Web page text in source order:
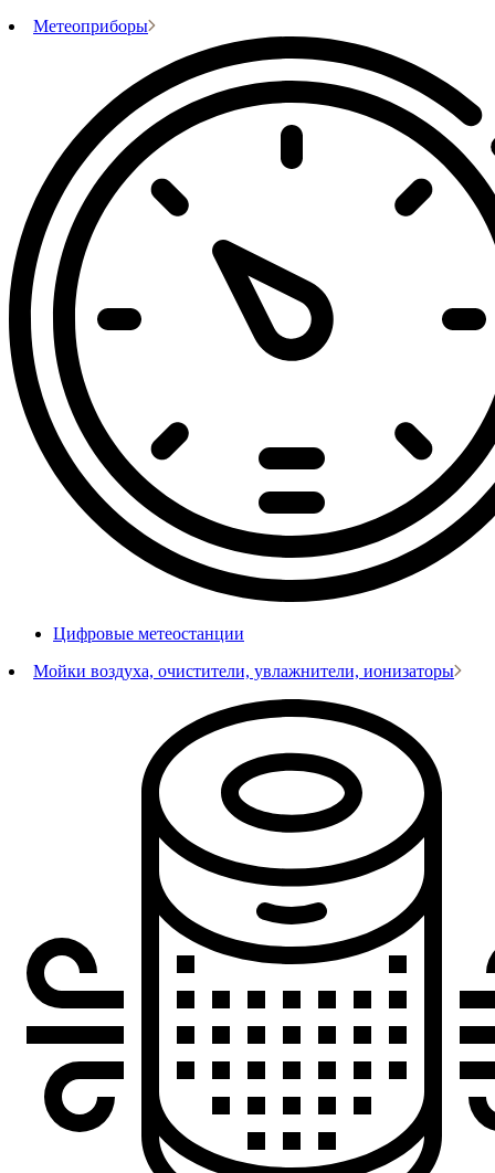
Метеоприборы
Цифровые метеостанции
Мойки воздуха, очистители, увлажнители, ионизаторы